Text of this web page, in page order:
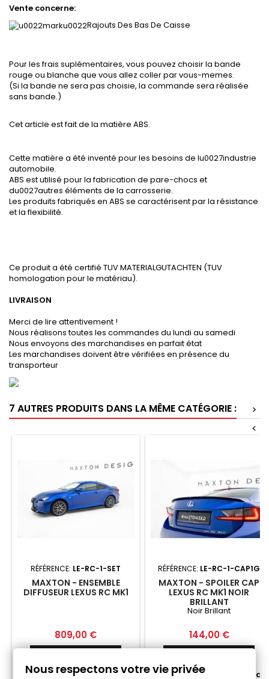
Vente concerne:
Rajouts Des Bas De Caisse
Pour les frais suplémentaires, vous pouvez choisir la bande
rouge ou blanche que vous allez coller par vous-memes.
(Si la bande ne sera pas choisie, la commande sera réalisée
sans bande.)
Cet article est fait de la matière ABS.
Cette matière a été inventé pour les besoins de lu0027industrie
automobile.
ABS est utilisé pour la fabrication de pare-chocs et
du0027autres éléments de la carrosserie.
Les produits fabriqués en ABS se caractérisent par la résistance
et la flexibilité.
Ce produit a été certifié TUV MATERIALGUTACHTEN (TUV
homologation pour le matériau).
LIVRAISON
Merci de lire attentivement !
Nous réalisons toutes les commandes du lundi au samedi
Nous envoyons des marchandises en parfait état
Les marchandises doivent être vérifiées en présence du
transporteur
7 AUTRES PRODUITS DANS LA MÊME CATÉGORIE :
>
<
RÉFÉRENCE: LE-RC-1-SET
MAXTON - ENSEMBLE
DIFFUSEUR LEXUS RC MK1
Prix
809,00 €
Fabriqué a la commande
RÉFÉRENCE: LE-RC-1-CAP1G
MAXTON - SPOILER CAP
LEXUS RC MK1 NOIR
BRILLANT
Noir Brillant
Prix
144,00 €
Fabriqué a la commande
Nous respectons votre vie privée